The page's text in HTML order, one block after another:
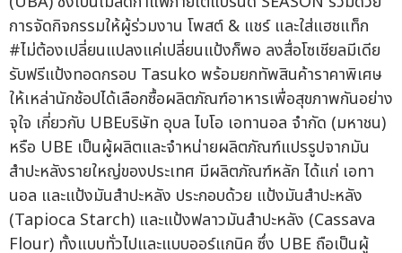
การจัดกิจกรรมให้ผู้ร่วมงาน โพสต์ & แชร์ และใส่แฮชแท็ก
#ไม่ต้องเปลี่ยนแปลงแค่เปลี่ยนแป้งก็พอ ลงสื่อโซเชียลมีเดีย
รับฟรีแป้งทอดกรอบ Tasuko พร้อมยกทัพสินค้าราคาพิเศษ
ให้เหล่านักช้อปได้เลือกซื้อผลิตภัณฑ์อาหารเพื่อสุขภาพกันอย่าง
จุใจ เกี่ยวกับ UBEบริษัท อุบล ไบโอ เอทานอล จำกัด (มหาชน)
หรือ UBE เป็นผู้ผลิตและจำหน่ายผลิตภัณฑ์แปรรูปจากมัน
สำปะหลังรายใหญ่ของประเทศ มีผลิตภัณฑ์หลัก ได้แก่ เอทา
นอล และแป้งมันสำปะหลัง ประกอบด้วย แป้งมันสำปะหลัง
(Tapioca Starch) และแป้งฟลาวมันสำปะหลัง (Cassava
Flour) ทั้งแบบทั่วไปและแบบออร์แกนิค ซึ่ง UBE ถือเป็นผู้